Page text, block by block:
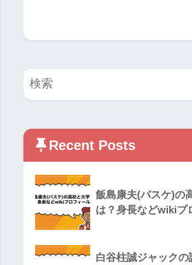
Recent Posts
飯島康夫(バスケ)の
は？身長などwikiプ
白谷柱誠ジャック